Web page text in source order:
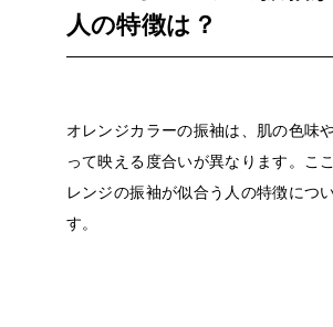
人の特徴は？
オレンジカラーの振袖は、肌の色味
って映える度合いが異なります。こ
レンジの振袖が似合う人の特徴につ
す。